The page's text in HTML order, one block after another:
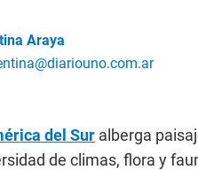
Araya
del Sur alberga
de climas, flora y